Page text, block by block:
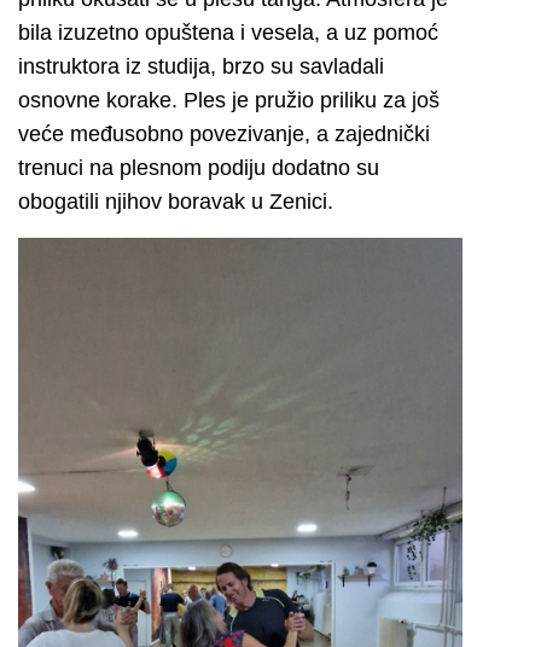
bila izuzetno opuštena i vesela, a uz pomoć
instruktora iz studija, brzo su savladali
osnovne korake. Ples je pružio priliku za još
veće međusobno povezivanje, a zajednički
trenuci na plesnom podiju dodatno su
obogatili njihov boravak u Zenici.